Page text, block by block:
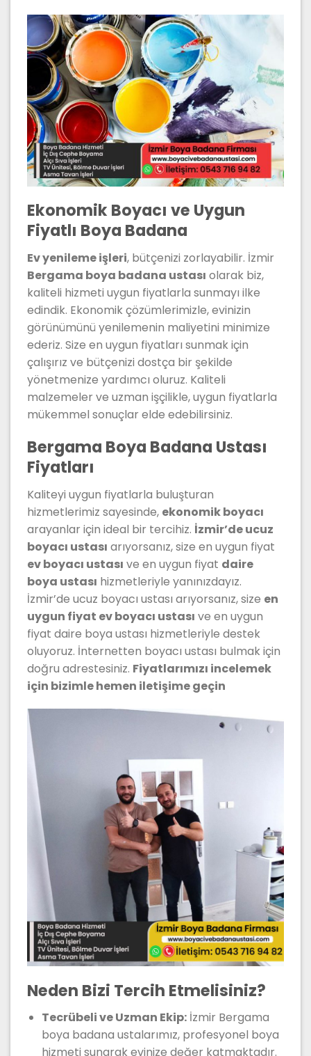
Ekonomik Boyacı ve Uygun
Fiyatlı Boya Badana
Ev yenileme işleri, bütçenizi zorlayabilir. İzmir
Bergama boya badana ustası olarak biz,
kaliteli hizmeti uygun fiyatlarla sunmayı ilke
edindik. Ekonomik çözümlerimizle, evinizin
görünümünü yenilemenin maliyetini minimize
ederiz. Size en uygun fiyatları sunmak için
çalışırız ve bütçenizi dostça bir şekilde
yönetmenize yardımcı oluruz. Kaliteli
malzemeler ve uzman işçilikle, uygun fiyatlarla
mükemmel sonuçlar elde edebilirsiniz.
Bergama Boya Badana Ustası
Fiyatları
Kaliteyi uygun fiyatlarla buluşturan
hizmetlerimiz sayesinde, ekonomik boyacı
arayanlar için ideal bir tercihiz. İzmir’de ucuz
boyacı ustası arıyorsanız, size en uygun fiyat
ev boyacı ustası ve en uygun fiyat daire
boya ustası hizmetleriyle yanınızdayız.
İzmir’de ucuz boyacı ustası arıyorsanız, size en
uygun fiyat ev boyacı ustası ve en uygun
fiyat daire boya ustası hizmetleriyle destek
oluyoruz. İnternetten boyacı ustası bulmak için
doğru adrestesiniz. Fiyatlarımızı incelemek
için bizimle hemen iletişime geçin
Neden Bizi Tercih Etmelisiniz?
Tecrübeli ve Uzman Ekip:İzmir Bergama
boya badana ustalarımız, profesyonel boya
hizmeti sunarak evinize değer katmaktadır.